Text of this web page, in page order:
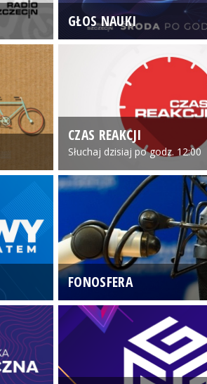
GŁOS NAUKI
CZAS REAKCJI
Słuchaj dzisiaj po godz. 12:00
FONOSFERA